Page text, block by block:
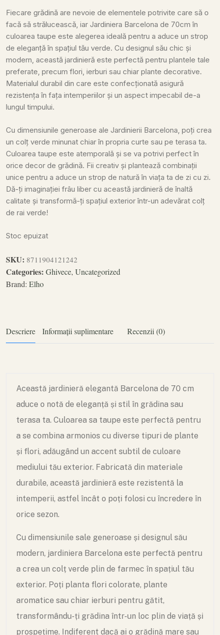
Fiecare grădină are nevoie de elementele potrivite care să o
facă să strălucească, iar Jardiniera Barcelona de 70cm în
culoarea taupe este alegerea ideală pentru a aduce un strop
de eleganță în spațiul tău verde. Cu designul său chic și
modern, această jardinieră este perfectă pentru plantele tale
preferate, precum flori, ierburi sau chiar plante decorative.
Materialul durabil din care este confecționată asigură
rezistența în fața intemperiilor și un aspect impecabil de-a
lungul timpului.
Cu dimensiunile generoase ale Jardinierii Barcelona, poți crea
un colț verde minunat chiar în propria curte sau pe terasa ta.
Culoarea taupe este atemporală și se va potrivi perfect în
orice decor de grădină. Fii creativ și plantează combinații
unice pentru a aduce un strop de natură în viața ta de zi cu zi.
Dă-ți imaginației frâu liber cu această jardinieră de înaltă
calitate și transformă-ți spațiul exterior într-un adevărat colț
de rai verde!
Stoc epuizat
SKU: 8711904121242
Categories: Ghivece, Uncategorized
Brand: Elho
Descriere Informații suplimentare Recenzii (0)
Această jardinieră elegantă Barcelona de 70 cm
aduce o notă de eleganță și stil în grădina sau
terasa ta. Culoarea sa taupe este perfectă pentru
a se combina armonios cu diverse tipuri de plante
și flori, adăugând un accent subtil de culoare
mediului tău exterior. Fabricată din materiale
durabile, această jardinieră este rezistentă la
intemperii, astfel încât o poți folosi cu încredere în
orice sezon.
Cu dimensiunile sale generoase și designul său
modern, jardiniera Barcelona este perfectă pentru
a crea un colț verde plin de farmec în spațiul tău
exterior. Poți planta flori colorate, plante
aromatice sau chiar ierburi pentru gătit,
transformându-ți grădina într-un loc plin de viață și
prospețime. Indiferent dacă ai o grădină mare sau